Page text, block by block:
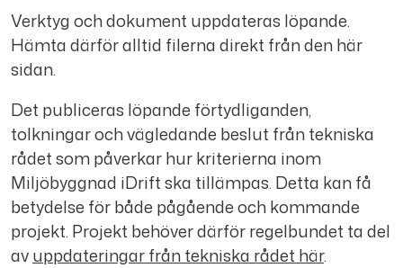
Verktyg och dokument uppdateras löpande.
Hämta därför alltid filerna direkt från den här
sidan.
Det publiceras löpande förtydliganden,
tolkningar och vägledande beslut från tekniska
rådet som påverkar hurkriterierna inom
Miljöbyggnad iDrift ska tillämpas. Detta kan få
betydelse för både pågående och kommande
projekt. Projekt behöver därförregelbundet ta del
avuppdateringar fråntekniska rådet här.